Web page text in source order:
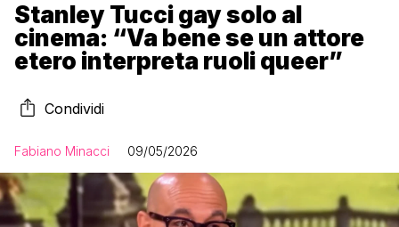
Stanley Tucci gay solo al
cinema: “Va bene se un attore
etero interpreta ruoli queer”
Condividi
Fabiano Minacci 09/05/2026